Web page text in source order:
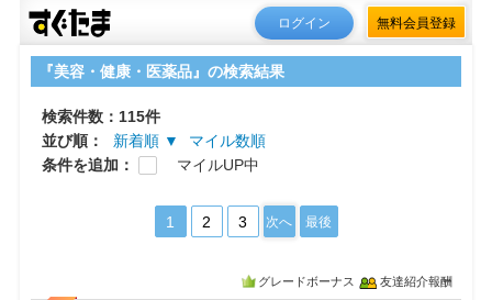
ログイン 無料会員登録
『美容・健康・医薬品』の検索結果
検索件数：115件
並び順：
新着順 ▼
マイル数順
条件を追加：
マイルUP中
1 2 3 次へ 最後
グレードボーナス 友達紹介報酬